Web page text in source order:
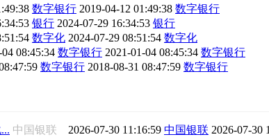
数字银行 2019-04-12 01:49:38 数字银行
银行 2024-07-29 16:34:53 银行
数字化 2024-07-29 08:51:54 数字化
08:45:34 数字银行 2021-01-04 08:45:34 数字银行
数字银行 2018-08-31 08:47:59 数字银行
中国银联 2026-07-30 11:16:59 中国银联 2026-07-30